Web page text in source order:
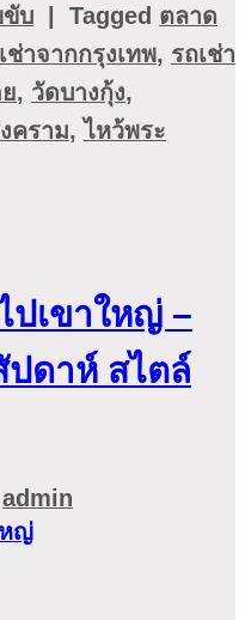
ขับ | Tagged ตลาด
ช่าจากกรุงเทพ, รถเช่า
, วัดบางกุ้ง,
คราม,ไหว้พระ
ปเขาใหญ่ –
ปดาห์ สไตล์
admin